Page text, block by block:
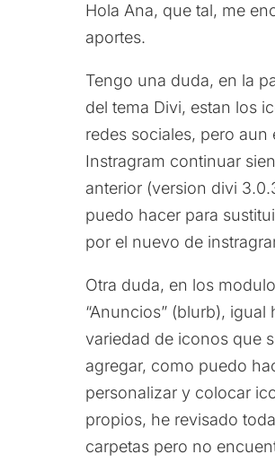
Hola Ana, que tal, me
aportes.
Tengo una duda, en la
del tema Divi, estan los
redes sociales, pero aun
Instragram continuar
anterior (version divi
puedo hacer para
por el nuevo de
Otra duda, en los
“Anuncios” (blurb), igual
variedad de iconos que
agregar, como puedo
personalizar y colocar
propios, he revisado
carpetas pero no